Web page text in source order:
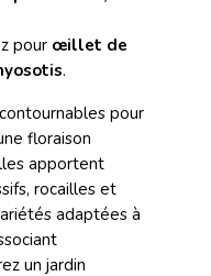
pour œillet de
.
pour
floraison
apportent
rocailles et
adaptées à
un jardin